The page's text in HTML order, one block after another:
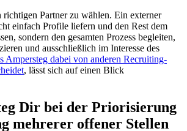
Partner zu wählen. Ein externer
einfach Profile liefern und den Rest dem
sondern den gesamten Prozess begleiten,
und ausschließlich im Interesse des
Ampersteg dabei von anderen Recruiting-
, lässt sich auf einen Blick
Dir bei der Priorisierung
mehrerer offener Stellen